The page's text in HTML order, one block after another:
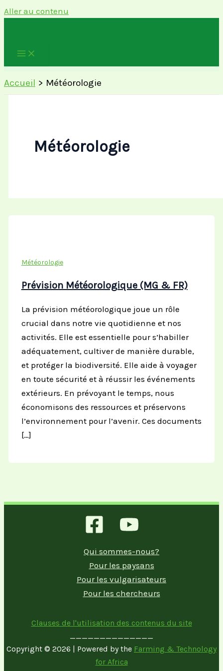
Aller au contenu
Accueil Météorologie
Météorologie
Météorologie
Prévision Météorologique (MG & FR)
La prévision météorologique joue un rôle
crucial dans notre vie quotidienne et nos
activités. Elle est essentielle pour s’habiller
adéquatement, cultiver de manière durable,
et protéger la biodiversité. Elle aide à voyager
en toute sécurité et à réussir les événements
extérieurs. En prévoyant le temps, nous
économisons des ressources et préservons
l’environnement pour l’avenir. Ces documents
[…]
Qui sommes-nous?
Pour les paysans
Pour les vulgarisateurs
Pour les chercheurs
Clauses de l'utilisation des contenus du site
______________
Copyright © 2026 | Powered by the Farming & Technology
for Africa